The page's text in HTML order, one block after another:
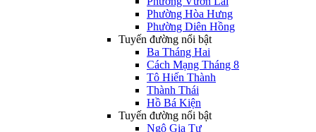
Phường Hòa Hưng
Phường Diên Hồng
Tuyến đường nổi bật
Ba Tháng Hai
Cách Mạng Tháng 8
Tô Hiến Thành
Thành Thái
Hồ Bá Kiện
Tuyến đường nổi bật
Ngô Gia Tự